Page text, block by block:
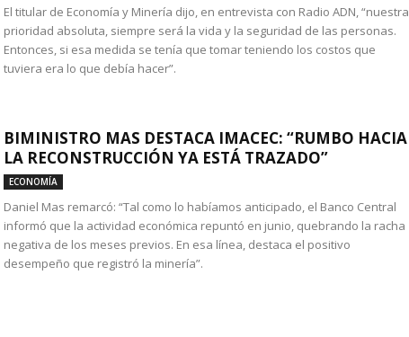
El titular de Economía y Minería dijo, en entrevista con Radio ADN, “nuestra
prioridad absoluta, siempre será la vida y la seguridad de las personas.
Entonces, si esa medida se tenía que tomar teniendo los costos que
tuviera era lo que debía hacer”.
BIMINISTRO MAS DESTACA IMACEC: “RUMBO HACIA
LA RECONSTRUCCIÓN YA ESTÁ TRAZADO”
ECONOMÍA
Daniel Mas remarcó: “Tal como lo habíamos anticipado, el Banco Central
informó que la actividad económica repuntó en junio, quebrando la racha
negativa de los meses previos. En esa línea, destaca el positivo
desempeño que registró la minería”.